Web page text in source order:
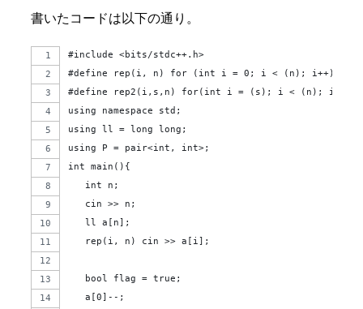
書いたコードは以下の通り。
#include <bits/stdc++.h>
#define rep(i, n) for (int i = 0; i < (n); i++)
#define rep2(i,s,n) for(int i = (s); i < (n); i++)
using namespace std;
using ll = long long;
using P = pair<int, int>;
int main(){
   int n;
   cin >> n;
   ll a[n];
   rep(i, n) cin >> a[i];
   bool flag = true;
   a[0]--;